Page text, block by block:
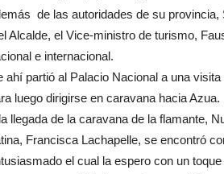
de las autoridades de su provincia,
Alcalde, el Vice-ministro de turismo,
e internacional.
ahí partió al Palacio Nacional a una
luego dirigirse en caravana hacia Azua.
llegada de la caravana de la flamante,
Francisca Lachapelle, se encontró
el cual la espero con un